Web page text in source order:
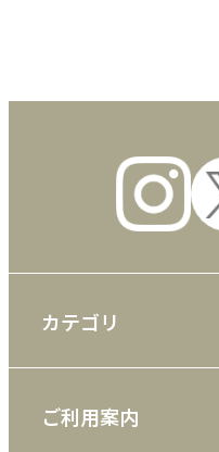
カテゴリ
ご利用案内